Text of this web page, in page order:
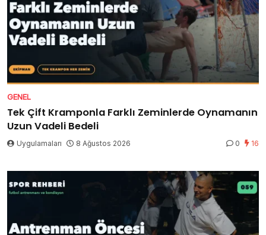
GENEL
Tek Çift Kramponla Farklı Zeminlerde Oynamanın
Uzun Vadeli Bedeli
Uygulamaları 8 Ağustos 2026 0 16